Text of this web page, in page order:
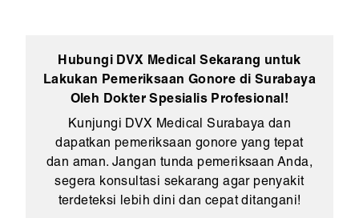
Hubungi DVX Medical Sekarang untuk
Lakukan Pemeriksaan Gonore di Surabaya
Oleh Dokter Spesialis Profesional!
Kunjungi DVX Medical Surabaya dan
dapatkan pemeriksaan gonore yang tepat
dan aman. Jangan tunda pemeriksaan Anda,
segera konsultasi sekarang agar penyakit
terdeteksi lebih dini dan cepat ditangani!